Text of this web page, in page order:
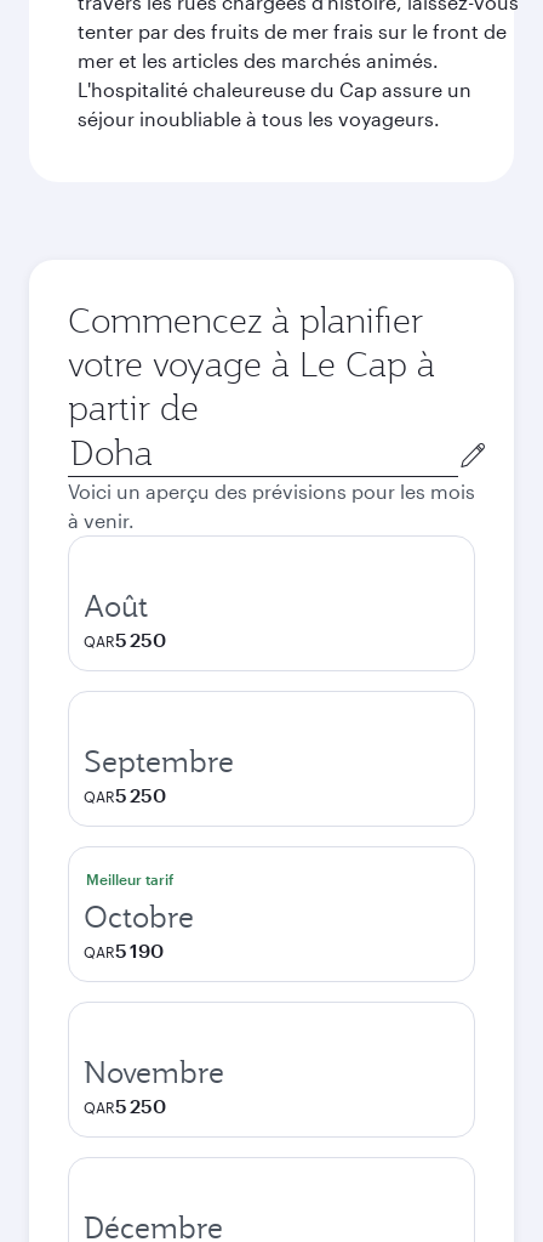
tenter par des fruits de mer frais sur le front de
mer et les articles des marchés animés.
L'hospitalité chaleureuse du Cap assure un
séjour inoubliable à tous les voyageurs.
Commencez à planifier
votre voyage à Le Cap à
partir de
Ville
de
départ
Voici un aperçu des prévisions pour les mois
à venir.
Août
QAR5 250
Septembre
QAR5 250
Meilleur tarif
Octobre
QAR5 190
Novembre
QAR5 250
Décembre